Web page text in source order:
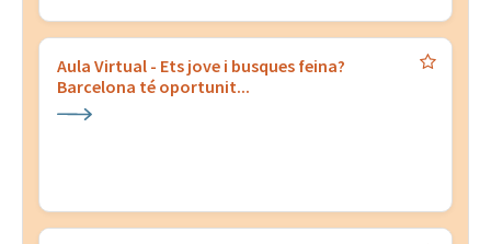
Aula Virtual - Ets jove i busques feina?
Barcelona té oportunit...